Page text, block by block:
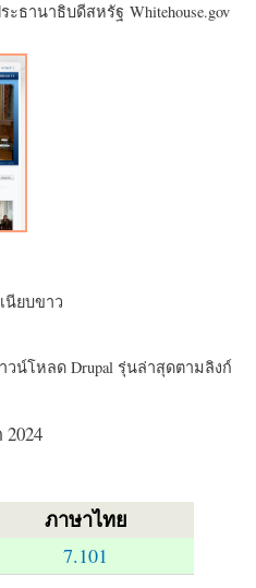
ะธานาธิบดีสหรัฐ Whitehouse.gov
นียบขาว
วน์โหลด Drupal รุ่นล่าสุดตามลิงก์
ภาษาไทย
7.101